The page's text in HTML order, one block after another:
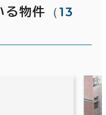
る物件
（13